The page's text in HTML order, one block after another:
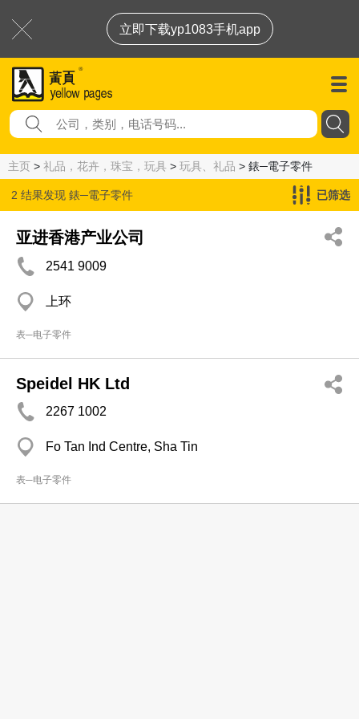
立即下载yp1083手机app
主页 > 礼品，花卉，珠宝，玩具 > 玩具、礼品 > 錶─電子零件
2 结果发现 錶─電子零件 已筛选
亚进香港产业公司
2541 9009
上环
表─电子零件
Speidel HK Ltd
2267 1002
Fo Tan Ind Centre, Sha Tin
表─电子零件